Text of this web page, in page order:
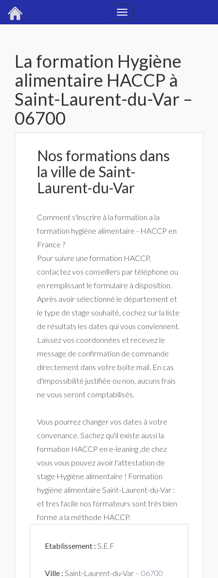
Toggle
La formation Hygiène
alimentaire HACCP à
Saint-Laurent-du-Var –
06700
Nos formations dans
la ville de Saint-
Laurent-du-Var
Comment s'inscrire à la formation a la
formation hygiène alimentaire - HACCP en
France ?
Pour suivre une formation HACCP,
contactez vos conseillers par téléphone ou
en remplissant le formulaire à disposition.
Après avoir sélectionné le département et
le type de stage souhaité, cochez sur la liste
de résultats les dates qui vous conviennent.
Laissez vos coordonnées et recevez le
message de confirmation de commande
directement dans votre boîte mail. En cas
d'impossibilité justifiée ou non, aucuns frais
ne vous seront comptabilisés.
Vous pourrez changer vos dates à votre
convenance. Sachez qu'il existe aussi la
formation HACCP en e-leaning ,de chez
vous vous pouvez avoir l'attestation de
stage Hygiène alimentaire ! Formation
hygiène alimentaire Saint-Laurent-du-Var :
et tres facile nos formateurs sont trés bien
formé a la méthode HACCP.
Etablissement : S.E.F
Ville : Saint-Laurent-du-Var – 06700